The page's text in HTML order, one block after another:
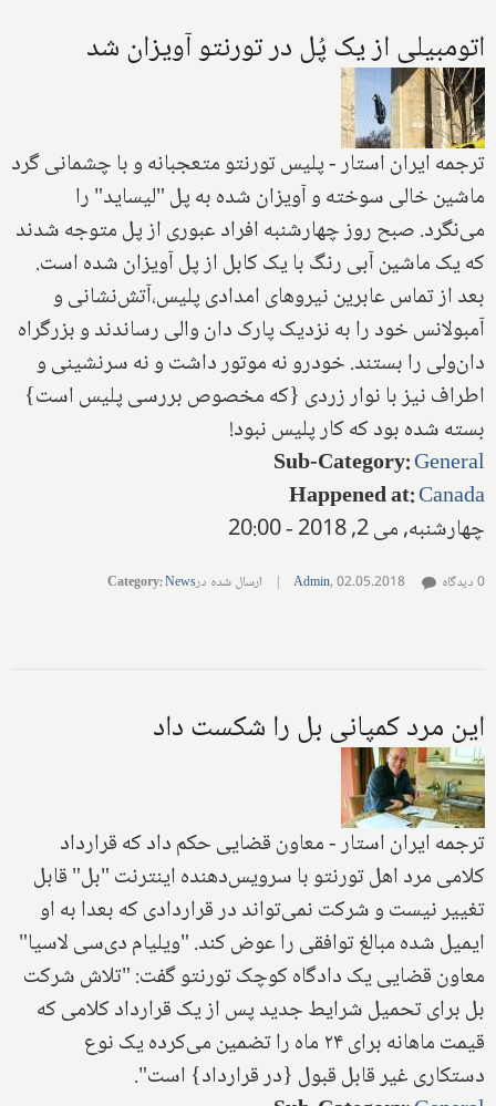
اتومبیلی از یک پُل در تورنتو آویزان شد
ترجمه ایران استار - پلیس تورنتو متعجبانه و با چشمانی گرد
ماشین خالی سوخته و آویزان شده به پل "لیساید" را
می‌نگرد. صبح روز چهارشنبه افراد عبوری از پل متوجه شدند
که یک ماشین آبی رنگ با یک کابل از پل آویزان شده است.
بعد از تماس عابرین نیروهای امدادی پلیس،آتش‌نشانی و
آمبولانس خود را به نزدیک پارک دان والی رساندند و بزرگراه
دان‌ولی را بستند. خودرو نه موتور داشت و نه سرنشینی و
اطراف نیز با نوار زردی {که مخصوص بررسی پلیس است}
بسته شده بود که کار پلیس نبود!
Sub-Category:General
Happened at:Canada
چهارشنبه, می 2, 2018 - 20:00
Admin,02.05.2018
| ارسال شده در Category:News 0 دیدگاه
این مرد کمپانی بل را شکست داد
ترجمه ایران استار - معاون قضایی حکم داد که قرارداد
کلامی مرد اهل تورنتو با سرویس‌دهنده ‌اینترنت‌ "بل" قابل
تغییر نیست و شرکت نمی‌تواند در‌ قرارداد‌ی که بعدا به او
ایمیل شده مبالغ توافقی را عوض کند. "ویلیام دی‌سی لاسیا"
معاون قضایی یک دادگاه کوچک تورنتو گفت‌: "تلاش شرکت
بل برای تحمیل شرایط جدید پس از یک قرارداد کلامی که
قیمت ماهانه برای ۲۴ ماه را تضمین می‌کرده یک نوع
دستکاری غیر قابل قبول {در قرارداد} است".